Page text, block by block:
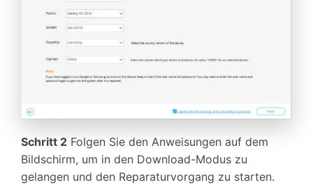
Schritt 2 Folgen Sie den Anweisungen auf dem
Bildschirm, um in den Download-Modus zu
gelangen und den Reparaturvorgang zu starten.